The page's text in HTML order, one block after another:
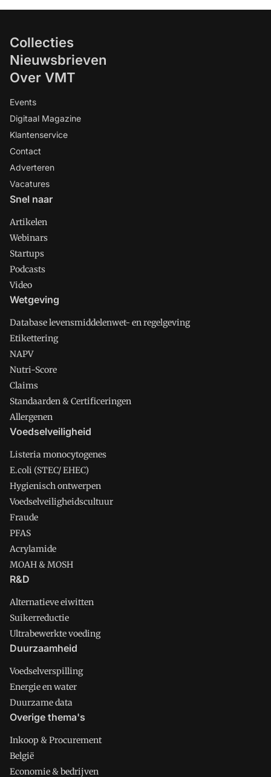
Collecties
Nieuwsbrieven
Over VMT
Events
Digitaal Magazine
Klantenservice
Contact
Adverteren
Vacatures
Snel naar
Artikelen
Webinars
Startups
Podcasts
Video
Wetgeving
Database levensmiddelenwet- en regelgeving
Etikettering
NAPV
Nutri-Score
Claims
Standaarden & Certificeringen
Allergenen
Voedselveiligheid
Listeria monocytogenes
E.coli (STEC/ EHEC)
Hygienisch ontwerpen
Voedselveiligheidscultuur
Fraude
PFAS
Acrylamide
MOAH & MOSH
R&D
Alternatieve eiwitten
Suikerreductie
Ultrabewerkte voeding
Duurzaamheid
Voedselverspilling
Energie en water
Duurzame data
Overige thema's
Inkoop & Procurement
België
Economie & bedrijven